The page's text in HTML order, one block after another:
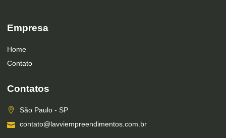
Empresa
Home
Contato
Contatos
São Paulo - SP
contato@lavviempreendimentos.com.br